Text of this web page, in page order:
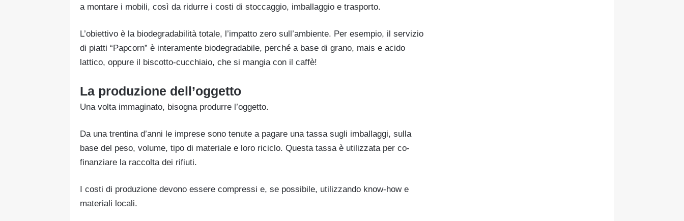
a montare i mobili, così da ridurre i costi di stoccaggio, imballaggio e trasporto.
L’obiettivo è la biodegradabilità totale, l’impatto zero sull’ambiente. Per esempio, il servizio
di piatti “Papcorn” è interamente biodegradabile, perché a base di grano, mais e acido
lattico, oppure il biscotto-cucchiaio, che si mangia con il caffè!
La produzione dell’oggetto
Una volta immaginato, bisogna produrre l’oggetto.
Da una trentina d’anni le imprese sono tenute a pagare una tassa sugli imballaggi, sulla
base del peso, volume, tipo di materiale e loro riciclo. Questa tassa è utilizzata per co-
finanziare la raccolta dei rifiuti.
I costi di produzione devono essere compressi e, se possibile, utilizzando know-how e
materiali locali.